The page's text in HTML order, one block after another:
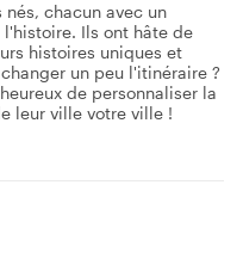
nés, chacun avec un
Ils ont hâte de
histoires uniques et
un peu l'itinéraire ?
de personnaliser la
leur ville votre ville !